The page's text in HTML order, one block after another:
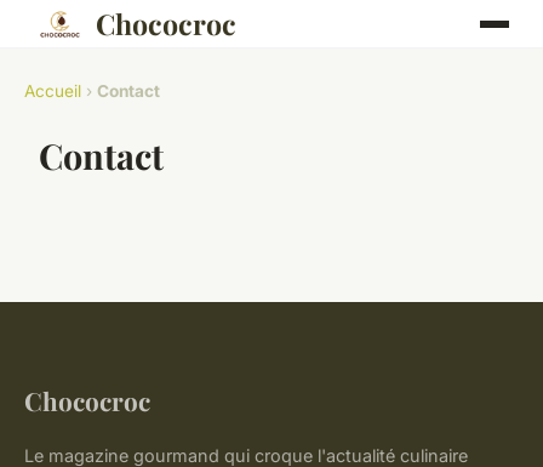
Chococroc
Accueil › Contact
Contact
Chococroc
Le magazine gourmand qui croque l'actualité culinaire